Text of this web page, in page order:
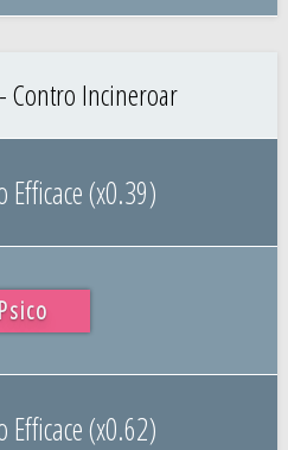
Contro Incineroar
(x0.39)
(x0.62)